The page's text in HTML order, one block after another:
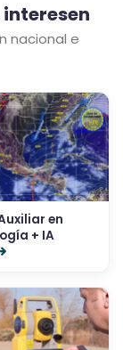
nacional e
en
+ IA